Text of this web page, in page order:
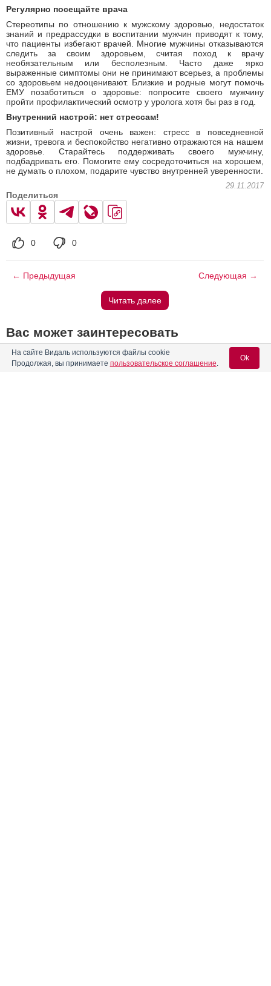
Регулярно посещайте врача
Стереотипы по отношению к мужскому здоровью, недостаток
знаний и предрассудки в воспитании мужчин приводят к тому,
что пациенты избегают врачей. Многие мужчины отказываются
следить за своим здоровьем, считая поход к врачу
необязательным или бесполезным. Часто даже ярко
выраженные симптомы они не принимают всерьез, а проблемы
со здоровьем недооценивают. Близкие и родные могут помочь
ЕМУ позаботиться о здоровье: попросите своего мужчину
пройти профилактический осмотр у уролога хотя бы раз в год.
Внутренний настрой: нет стрессам!
Позитивный настрой очень важен: стресс в повседневной
жизни, тревога и беспокойство негативно отражаются на нашем
здоровье. Старайтесь поддерживать своего мужчину,
подбадривать его. Помогите ему сосредоточиться на хорошем,
не думать о плохом, подарите чувство внутренней уверенности.
29.11.2017
Поделиться
0 0
← Предыдущая Следующая →
Читать далее
Вас может заинтересовать
Всемирный день без табака
На сайте Видаль используются файлы cookie
Продолжая, вы принимаете пользовательское соглашение.
Ok